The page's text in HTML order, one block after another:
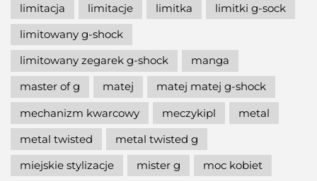
limitacja
limitacje limitka
limitki g-sock
limitowany g-shock
limitowany zegarek g-shock
manga
master of g
matej
matej matej g-shock
mechanizm kwarcowy
meczykipl
metal
metal twisted
metal twisted g
miejskie stylizacje
mister g
moc kobiet